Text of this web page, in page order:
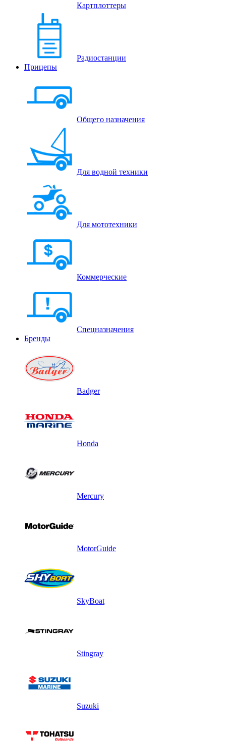
Картплоттеры
Радиостанции
Прицепы
Общего назначения
Для водной техники
Для мототехники
Коммерческие
Спецназначения
Бренды
Badger
Honda
Mercury
MotorGuide
SkyBoat
Stingray
Suzuki